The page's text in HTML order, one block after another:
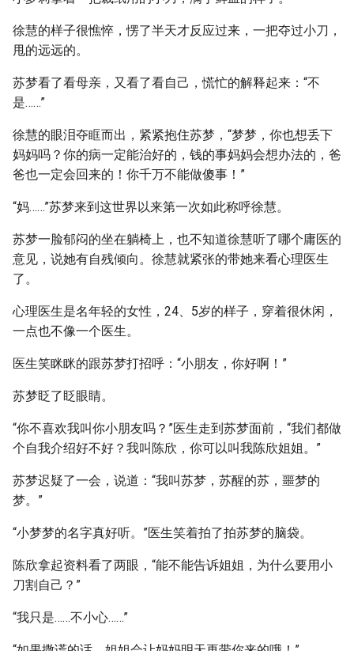
徐慧的样子很憔悴，愣了半天才反应过来，一把夺过小刀，
甩的远远的。
苏梦看了看母亲，又看了看自己，慌忙的解释起来：“不
是……”
徐慧的眼泪夺眶而出，紧紧抱住苏梦，“梦梦，你也想丢下
妈妈吗？你的病一定能治好的，钱的事妈妈会想办法的，爸
爸也一定会回来的！你千万不能做傻事！”
“妈……”苏梦来到这世界以来第一次如此称呼徐慧。
苏梦一脸郁闷的坐在躺椅上，也不知道徐慧听了哪个庸医的
意见，说她有自残倾向。徐慧就紧张的带她来看心理医生
了。
心理医生是名年轻的女性，24、5岁的样子，穿着很休闲，
一点也不像一个医生。
医生笑眯眯的跟苏梦打招呼：“小朋友，你好啊！”
苏梦眨了眨眼睛。
“你不喜欢我叫你小朋友吗？”医生走到苏梦面前，“我们都做
个自我介绍好不好？我叫陈欣，你可以叫我陈欣姐姐。”
苏梦迟疑了一会，说道：“我叫苏梦，苏醒的苏，噩梦的
梦。”
“小梦梦的名字真好听。”医生笑着拍了拍苏梦的脑袋。
陈欣拿起资料看了两眼，“能不能告诉姐姐，为什么要用小
刀割自己？”
“我只是……不小心……”